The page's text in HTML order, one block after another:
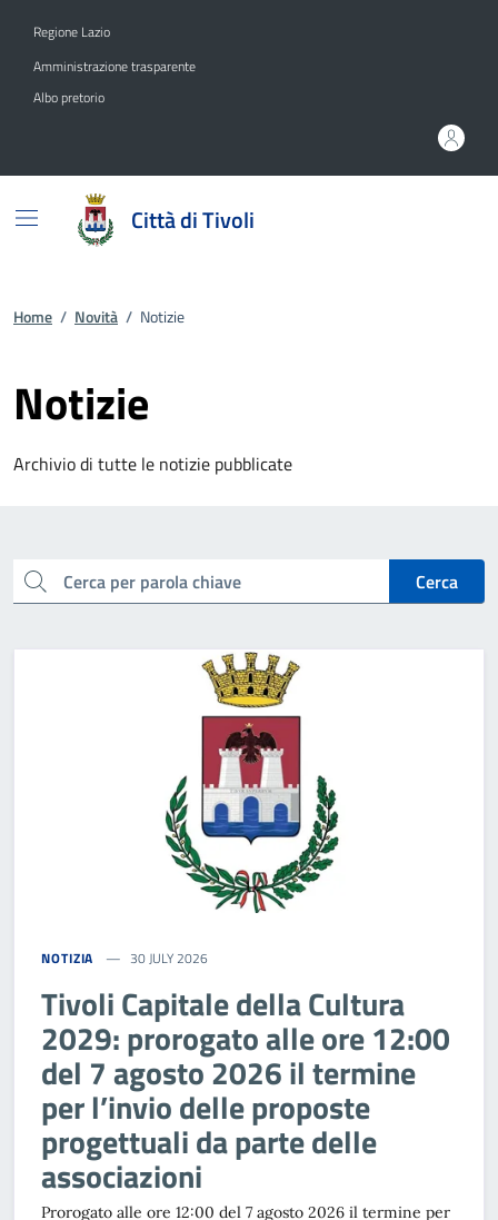
Regione Lazio
Amministrazione trasparente
Albo pretorio
Città di Tivoli
Home / Novità / Notizie
Notizie
Archivio di tutte le notizie pubblicate
cerca Cerca
NOTIZIA 30 JULY 2026
Tivoli Capitale della Cultura
2029: prorogato alle ore 12:00
del 7 agosto 2026 il termine
per l’invio delle proposte
progettuali da parte delle
associazioni
Prorogato alle ore 12:00 del 7 agosto 2026 il termine per